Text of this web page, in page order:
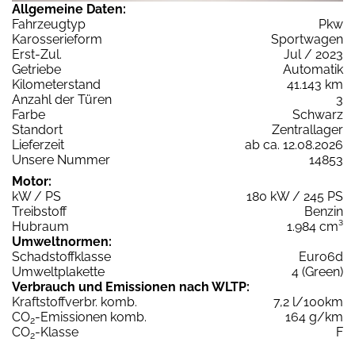
Allgemeine Daten:
Fahrzeugtyp
Pkw
Karosserieform
Sportwagen
Erst-Zul.
Jul / 2023
Getriebe
Automatik
Kilometerstand
41.143 km
Anzahl der Türen
3
Farbe
Schwarz
Standort
Zentrallager
Lieferzeit
ab ca. 12.08.2026
Unsere Nummer
14853
Motor:
kW / PS
180 kW / 245 PS
Treibstoff
Benzin
Hubraum
1.984 cm³
Umweltnormen:
Schadstoffklasse
Euro6d
Umweltplakette
4 (Green)
Verbrauch und Emissionen nach WLTP:
Kraftstoffverbr. komb.
7,2 l/100km
CO2-Emissionen komb.
164 g/km
CO2-Klasse
F